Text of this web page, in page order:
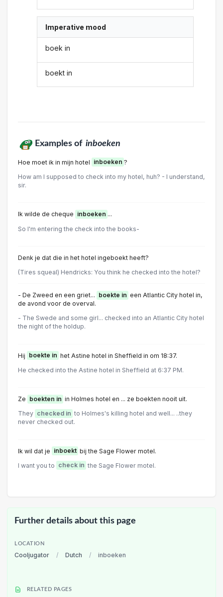
Imperative mood
boek in
boekt in
Examples of inboeken
Hoe moet ik in mijn hotel inboeken ?
How am I supposed to check into my hotel, huh? - I understand,
sir.
Ik wilde de cheque inboeken ...
So I'm entering the check into the books-
Denk je dat die in het hotel ingeboekt heeft?
(Tires squeal) Hendricks: You think he checked into the hotel?
- De Zweed en een griet... boekte in een Atlantic City hotel in,
de avond voor de overval.
- The Swede and some girl... checked into an Atlantic City hotel
the night of the holdup.
Hij boekte in het Astine hotel in Sheffield in om 18:37.
He checked into the Astine hotel in Sheffield at 6:37 PM.
Ze boekten in in Holmes hotel en ... ze boekten nooit uit.
They checked in to Holmes's killing hotel and well... ..they
never checked out.
Ik wil dat je inboekt bij the Sage Flower motel.
I want you to check in the Sage Flower motel.
Further details about this page
LOCATION
Cooljugator / Dutch / inboeken
RELATED PAGES